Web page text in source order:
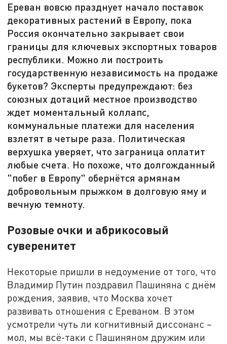
Ереван вовсю празднует начало поставок
декоративных растений в Европу, пока
Россия окончательно закрывает свои
границы для ключевых экспортных товаров
республики. Можно ли построить
государственную независимость на продаже
букетов? Эксперты предупреждают: без
союзных дотаций местное производство
ждет моментальный коллапс,
коммунальные платежи для населения
взлетят в четыре раза. Политическая
верхушка уверяет, что заграница оплатит
любые счета. Но похоже, что долгожданный
"побег в Европу" обернётся армянам
добровольным прыжком в долговую яму и
вечную темноту.
Розовые очки и абрикосовый
суверенитет
Некоторые пришли в недоумение от того, что
Владимир Путин поздравил Пашиняна с днём
рождения, заявив, что Москва хочет
развивать отношения с Ереваном. В этом
усмотрели чуть ли когнитивный диссонанс –
мол, мы всё-таки с Пашиняном дружим или